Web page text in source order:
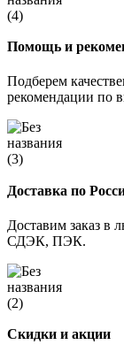
Помощь и
Подберем
рекомендации по
Доставка по
Доставим заказ в
СДЭК, ПЭК.
Скидки и акции